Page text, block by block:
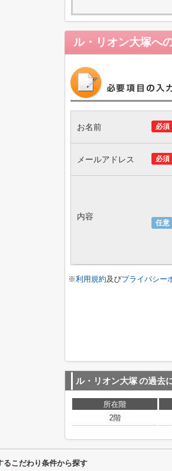
ル・リオン大塚へ
必須
お名前
必須
メールアドレス
任意
内容
※利用規約及びプライバシー
ル・リオン大塚の過去
所在階
2階
るこだわり条件から探す